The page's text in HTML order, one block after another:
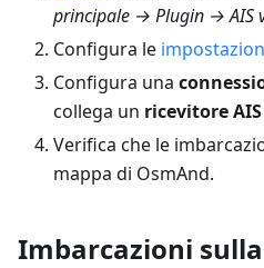
principale → Plugin → AIS
Configura le
Configura una
collega un ricevitore
Verifica che le
mappa di OsmAnd.
Imbarcazioni